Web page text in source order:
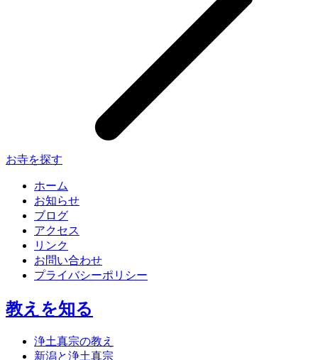
お寺を探す
ホーム
お知らせ
ブログ
アクセス
リンク
お問い合わせ
プライバシーポリシー
教えを知る
浄土真宗の教え
新潟と浄土真宗